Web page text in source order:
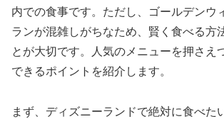
内での食事です。ただし、ゴールデンウ
ランが混雑しがちなため、賢く食べる方
とが大切です。人気のメニューを押さえ
できるポイントを紹介します。
まず、ディズニーランドで絶対に食べた